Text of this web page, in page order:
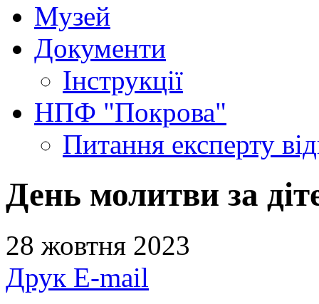
Музей
Документи
Інструкції
НПФ "Покрова"
Питання експерту
День молитви за
28 жовтня 2023
Друк E-mail